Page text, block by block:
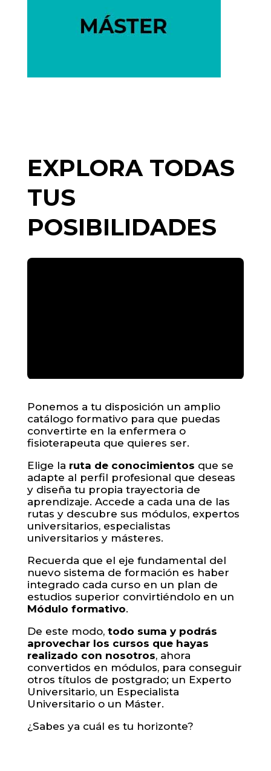
EXPLORA TODAS
TUS
POSIBILIDADES
Ponemos a tu disposición un amplio
catálogo formativo para que puedas
convertirte en la enfermera o
fisioterapeuta que quieres ser.
Elige la ruta de conocimientos que se
adapte al perfil profesional que deseas
y diseña tu propia trayectoria de
aprendizaje. Accede a cada una de las
rutas y descubre sus módulos, expertos
universitarios, especialistas
universitarios y másteres.
Recuerda que el eje fundamental del
nuevo sistema de formación es haber
integrado cada curso en un plan de
estudios superior convirtiéndolo en un
Módulo formativo.
De este modo, todo suma y podrás
aprovechar los cursos que hayas
realizado con nosotros, ahora
convertidos en módulos, para conseguir
otros títulos de postgrado; un Experto
Universitario, un Especialista
Universitario o un Máster.
¿Sabes ya cuál es tu horizonte?